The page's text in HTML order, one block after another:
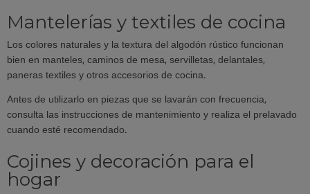
Mantelerías y textiles de cocina
Los colores naturales y la textura del algodón rústico funcionan
bien en manteles, caminos de mesa, servilletas, delantales,
paneras textiles y otros accesorios de cocina.
Antes de utilizarlo en piezas que se lavarán con frecuencia,
consulta las instrucciones de mantenimiento y realiza el prelavado
cuando esté recomendado.
Cojines y decoración para el
hogar